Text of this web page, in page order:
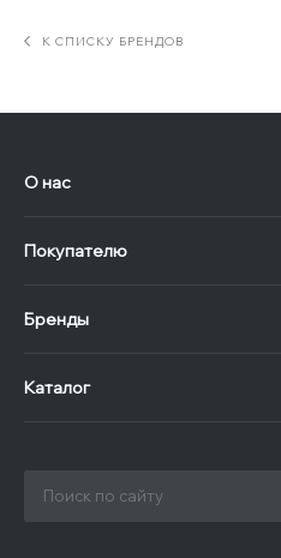
К СПИСКУ БРЕНДОВ
О нас
Покупателю
Бренды
Каталог